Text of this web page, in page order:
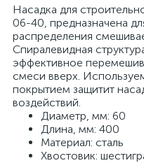
Насадка для
06-40, предназначена
распределения
Спиралевидная
эффективное
смеси вверх.
покрытием защитит
воздействий.
Диаметр, мм: 60
Длина, мм: 400
Материал: сталь
Хвостовик: